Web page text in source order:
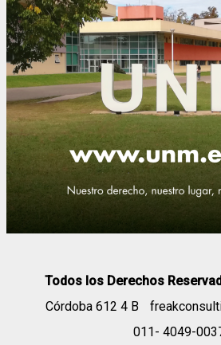
Todos los Derechos
Córdoba 612 4 B
011- 4049-